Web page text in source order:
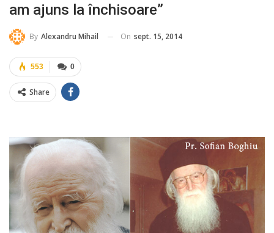
am ajuns la închisoare”
By Alexandru Mihail On sept. 15, 2014
0
553
Share